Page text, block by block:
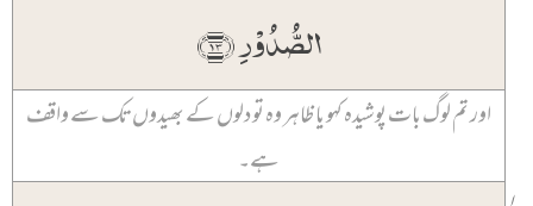
الصُّدُوۡرِ ﴿۱۳﴾
اور تم لوگ بات پوشیدہ کہو یا ظاہر وہ تو دلوں کے بھیدوں تک سے واقف
ہے۔